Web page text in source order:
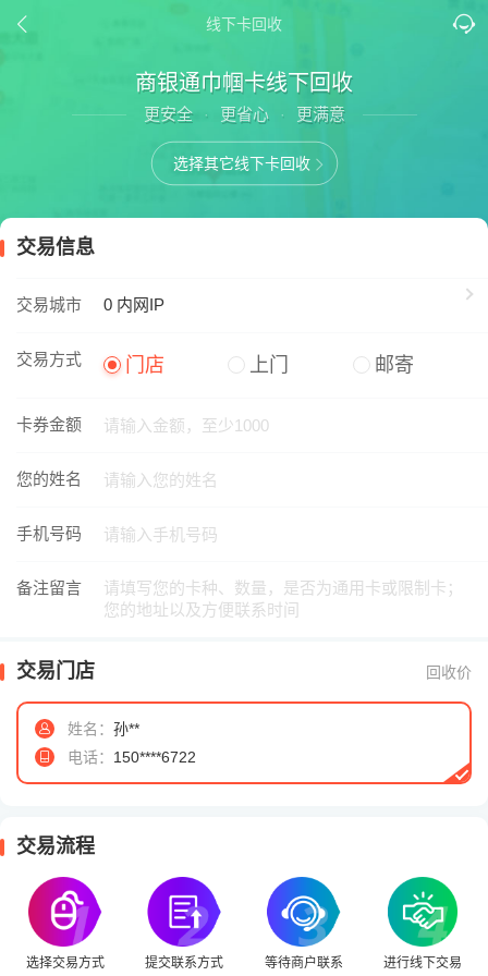
线下卡回收
商银通巾帼卡线下回收
更安全 · 更省心 · 更满意
选择其它线下卡回收
交易信息
交易城市 0 内网IP
交易方式 门店 上门 邮寄
卡券金额
您的姓名
手机号码
备注留言
交易门店 回收价
姓名： 孙**
电话： 150****6722
交易流程
选择交易方式 提交联系方式 等待商户联系 进行线下交易